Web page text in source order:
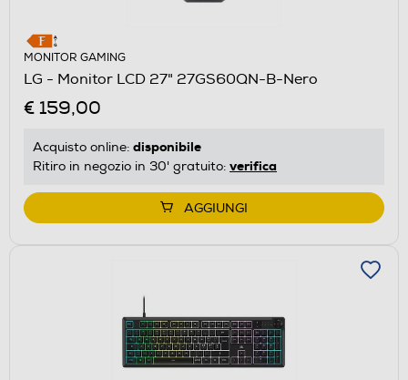
MONITOR GAMING
LG - Monitor LCD 27" 27GS60QN-B-Nero
€ 159,00
Acquisto online: disponibile
Ritiro in negozio in 30' gratuito: verifica
AGGIUNGI